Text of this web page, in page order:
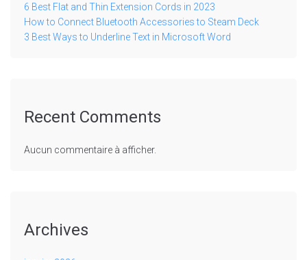
6 Best Flat and Thin Extension Cords in 2023
How to Connect Bluetooth Accessories to Steam Deck
3 Best Ways to Underline Text in Microsoft Word
Recent Comments
Aucun commentaire à afficher.
Archives